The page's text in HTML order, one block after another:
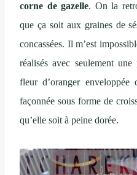
corne de gazelle. On la
que ça soit aux graines de
concassées. Il m’est
réalisés avec seulement
fleur d’oranger
façonnée sous forme de
qu’elle soit à peine dorée.